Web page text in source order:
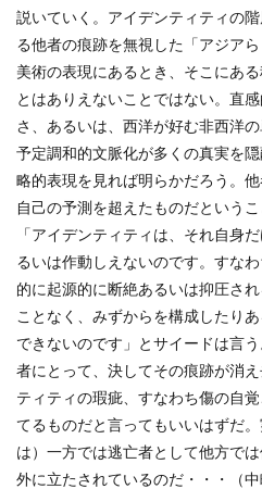
説いていく。アイデンティティの
る他者の痕跡を無視した「アジア
美術の表現にあるとき、そこにあ
とはありえないことではない。直
さ、あるいは、西洋が好む非西洋
予定調和的文脈化が多くの真実を
略的表現を見れば明らかだろう。
自己の予測を超えたものだというこ
「アイデンティティは、それ自身
るいは作動しえないのです。すな
的に起源的に断絶あるいは抑圧さ
ことなく、みずからを構成したり
できないのです」とサイードは言
者にとって、決してその痕跡が消
ティティの瑕疵、すなわち傷の自
てるものだと言ってもいいはずだ
は）一方では逃亡者として他方で
外に立たされているのだ・・・（